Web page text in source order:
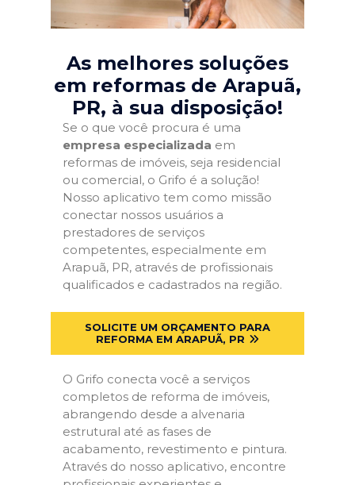
As melhores soluções
em reformas de Arapuã,
PR, à sua disposição!
Se o que você procura é uma
empresa especializada em
reformas de imóveis, seja residencial
ou comercial, o Grifo é a solução!
Nosso aplicativo tem como missão
conectar nossos usuários a
prestadores de serviços
competentes, especialmente em
Arapuã, PR, através de profissionais
qualificados e cadastrados na região.
SOLICITE UM ORÇAMENTO PARA
REFORMA EM ARAPUÃ, PR
O Grifo conecta você a serviços
completos de reforma de imóveis,
abrangendo desde a alvenaria
estrutural até as fases de
acabamento, revestimento e pintura.
Através do nosso aplicativo, encontre